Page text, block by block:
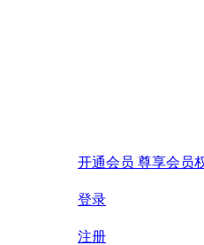
开通会员 尊享会员
登录
注册